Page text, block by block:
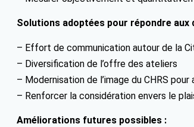
Solutions adoptées pour répondre
– Effort de communication autour de la
– Diversification de l’offre des ateliers
– Modernisation de l’image du CHRS
– Renforcer la considération envers le
Améliorations futures possibles :